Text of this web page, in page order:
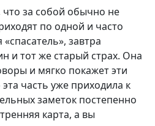
за собой обычно не
по одной и часто
завтра
и тот же старый страх. Она
и мягко покажет эти
часть уже приходила к
заметок постепенно
карта, а вы